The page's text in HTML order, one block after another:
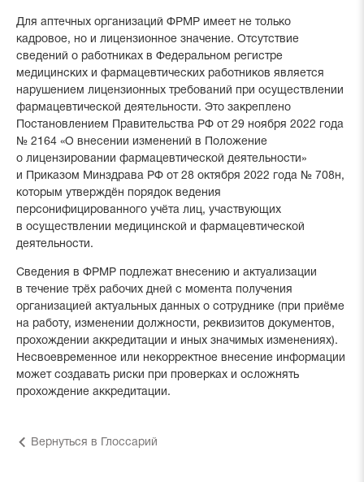
Для аптечных организаций ФРМР имеет не только
кадровое, но и лицензионное значение. Отсутствие
сведений о работниках в Федеральном регистре
медицинских и фармацевтических работников является
нарушением лицензионных требований при осуществлении
фармацевтической деятельности. Это закреплено
Постановлением Правительства РФ от 29 ноября 2022 года
№ 2164 «О внесении изменений в Положение
о лицензировании фармацевтической деятельности»
и Приказом Минздрава РФ от 28 октября 2022 года № 708н,
которым утверждён порядок ведения
персонифицированного учёта лиц, участвующих
в осуществлении медицинской и фармацевтической
деятельности.
Сведения в ФРМР подлежат внесению и актуализации
в течение трёх рабочих дней с момента получения
организацией актуальных данных о сотруднике (при приёме
на работу, изменении должности, реквизитов документов,
прохождении аккредитации и иных значимых изменениях).
Несвоевременное или некорректное внесение информации
может создавать риски при проверках и осложнять
прохождение аккредитации.
Вернуться в Глоссарий